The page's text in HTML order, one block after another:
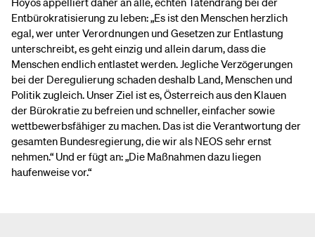
Entbürokratisierung zu leben: „Es ist den Menschen herzlich
egal, wer unter Verordnungen und Gesetzen zur Entlastung
unterschreibt, es geht einzig und allein darum, dass die
Menschen endlich entlastet werden. Jegliche Verzögerungen
bei der Deregulierung schaden deshalb Land, Menschen und
Politik zugleich. Unser Ziel ist es, Österreich aus den Klauen
der Bürokratie zu befreien und schneller, einfacher sowie
wettbewerbsfähiger zu machen. Das ist die Verantwortung der
gesamten Bundesregierung, die wir als NEOS sehr ernst
nehmen.“ Und er fügt an: „Die Maßnahmen dazu liegen
haufenweise vor.“